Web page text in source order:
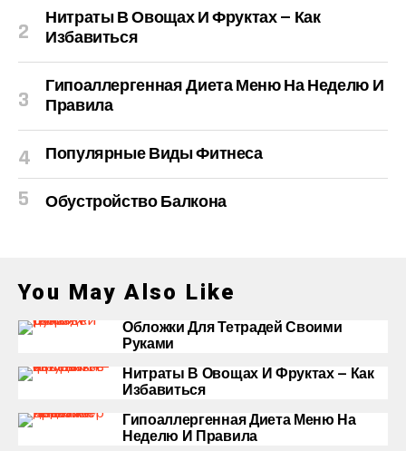
Нитраты В Овощах И Фруктах — Как
Избавиться
Гипоаллергенная Диета Меню На Неделю И
Правила
Популярные Виды Фитнеса
Обустройство Балкона
You May Also Like
Обложки Для Тетрадей Своими
Руками
Нитраты В Овощах И Фруктах — Как
Избавиться
Гипоаллергенная Диета Меню На
Неделю И Правила